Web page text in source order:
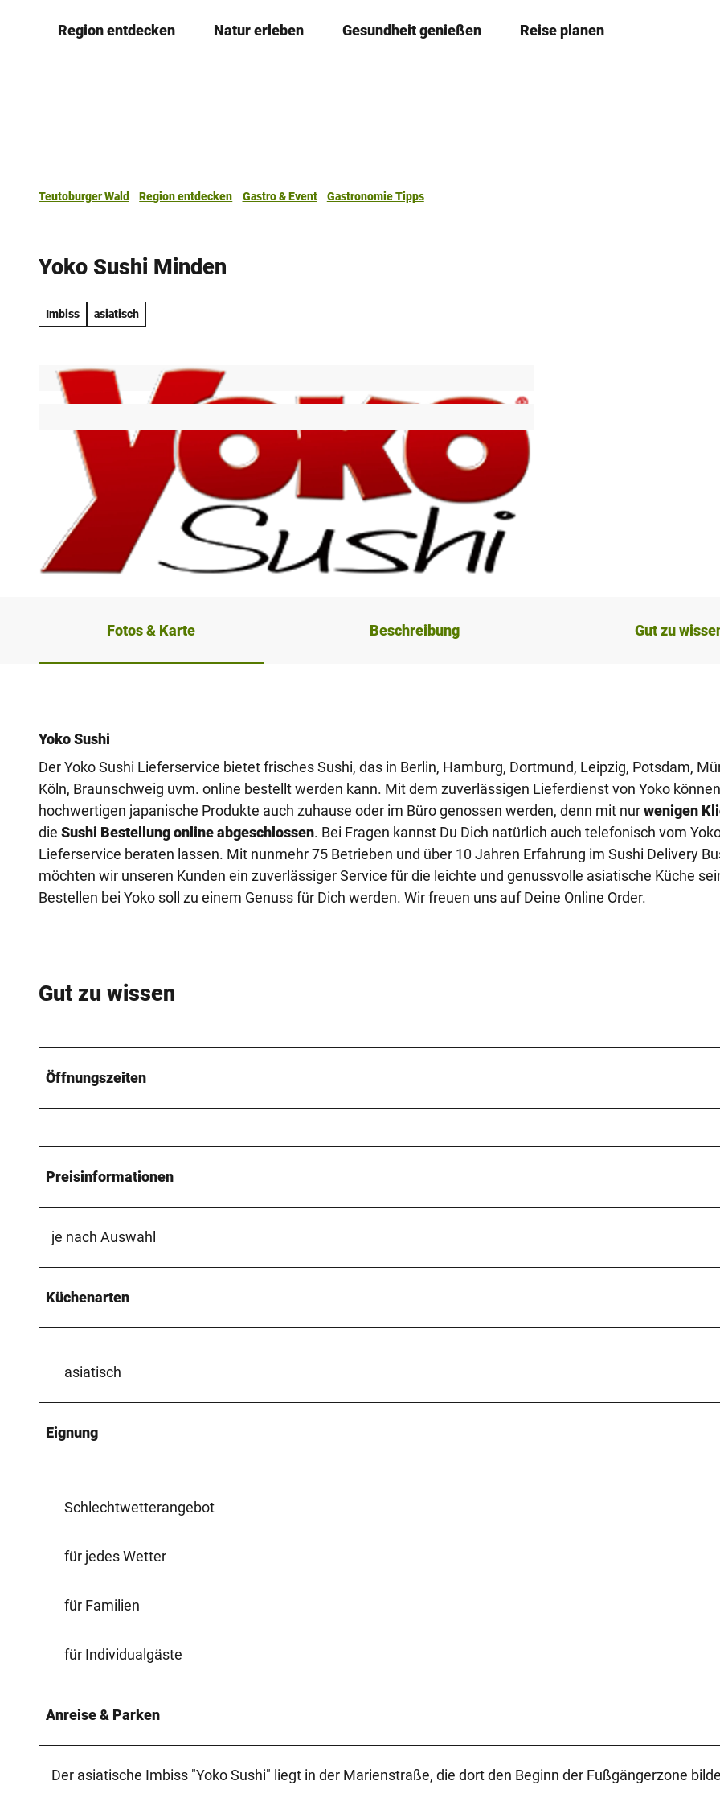
Region entdecken Natur erleben Gesundheit genießen Reise planen
Teutoburger Wald Region entdecken Gastro & Event Gastronomie Tipps
Yoko Sushi Minden
Imbiss asiatisch
Fotos & Karte Beschreibung Gut zu
Yoko Sushi
Der Yoko Sushi Lieferservice bietet frisches Sushi, das in Berlin, Hamburg, Dortmund, Leipzig, Potsdam,
Köln, Braunschweig uvm. online bestellt werden kann. Mit dem zuverlässigen Lieferdienst von Yoko
hochwertigen japanische Produkte auch zuhause oder im Büro genossen werden, denn mit nurwenigen
die Sushi Bestellung online abgeschlossen. Bei Fragen kannst Du Dich natürlich auch telefonisch vom
Lieferservice beraten lassen. Mit nunmehr 75 Betrieben und über 10 Jahren Erfahrung im Sushi Delivery
möchten wir unseren Kunden ein zuverlässiger Service für die leichte und genussvolle asiatische Küche
Bestellen bei Yoko soll zu einem Genuss für Dich werden. Wir freuen uns auf Deine Online Order.
Gut zu wissen
Öffnungszeiten
Preisinformationen
je nach Auswahl
Küchenarten
asiatisch
Eignung
Schlechtwetterangebot
für jedes Wetter
für Familien
für Individualgäste
Anreise & Parken
Der asiatische Imbiss "Yoko Sushi" liegt in der Marienstraße, die dort den Beginn der Fußgängerzone